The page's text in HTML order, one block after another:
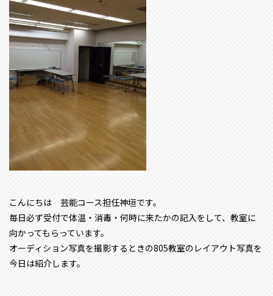
こんにちは 芸能コース担任神垣です。
毎日必ず受付で体温・消毒・何時に来たかの記入をして、教室に
向かってもらっています。
オーディション写真を撮影するときの805教室のレイアウト写真を
今日は紹介します。